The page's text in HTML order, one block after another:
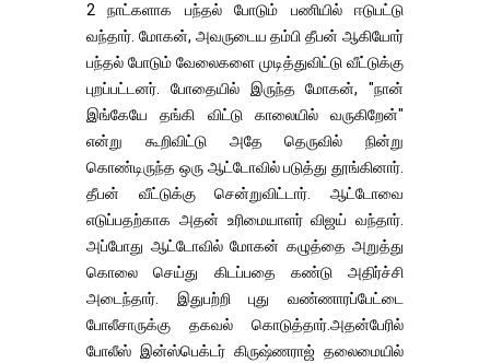
2 நாட்களாக பந்தல் போடும் பணியில் ஈடுபட்டு
வந்தார். மோகன், அவருடைய தம்பி தீபன் ஆகியோர்
பந்தல் போடும் வேலைகளை முடித்துவிட்டு வீட்டுக்கு
புறப்பட்டனர். போதையில் இருந்த மோகன், "நான்
இங்கேயே தங்கி விட்டு காலையில் வருகிறேன்"
என்று கூறிவிட்டு அதே தெருவில் நின்று
கொண்டிருந்த ஒரு ஆட்டோவில் படுத்து தூங்கினார்.
தீபன் வீட்டுக்கு சென்றுவிட்டார். ஆட்டோவை
எடுப்பதற்காக அதன் உரிமையாளர் விஜய் வந்தார்.
அப்போது ஆட்டோவில் மோகன் கழுத்தை அறுத்து
கொலை செய்து கிடப்பதை கண்டு அதிர்ச்சி
அடைந்தார். இதுபற்றி புது வண்ணாரப்பேட்டை
போலீசாருக்கு தகவல் கொடுத்தார்.அதன்பேரில்
போலீஸ் இன்ஸ்பெக்டர் கிருஷ்ணராஜ் தலைமையில்